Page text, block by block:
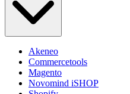
Akeneo
Commercetools
Magento
Novomind iSHOP